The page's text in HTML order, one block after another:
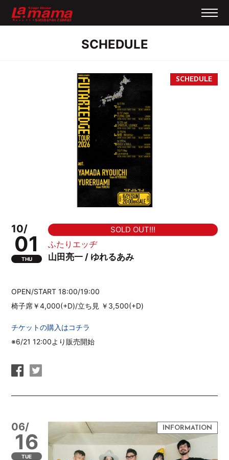
SCHEDULE
10/
01
THU
SOLD OUT!!!
ふたりエッヂ
山田亮一 / ゆれるあみ
OPEN/START 18:00/19:00
椅子席￥4,000(+D)/立ち見 ￥3,500(+D)
チケットの購入はコチラ
※6/21 12:00より販売開始
06/
16
TUE